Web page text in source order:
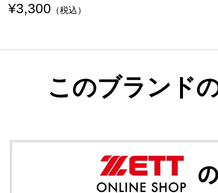
¥3,300 （税込）
このブランド